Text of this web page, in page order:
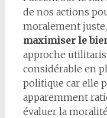
de nos actions
moralement juste,
maximiser le
approche
considérable en
politique car elle
apparemment
évaluer la